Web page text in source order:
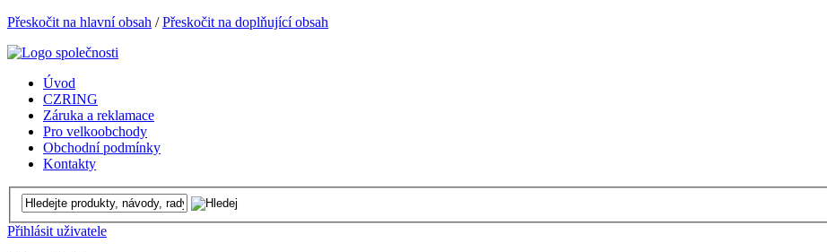
Přeskočit na hlavní obsah /Přeskočit na doplňující obsah
Úvod
CZRING
Záruka a reklamace
Pro velkoobchody
Obchodní podmínky
Kontakty
Přihlásit uživatele